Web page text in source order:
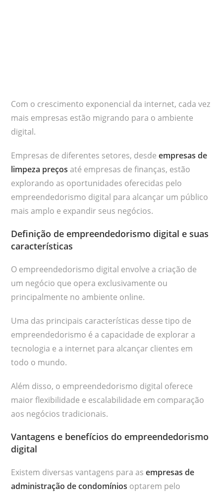
Com o crescimento exponencial da internet, cada vez
mais empresas estão migrando para o ambiente
digital.
Empresas de diferentes setores, desde empresas de
limpeza preços até empresas de finanças, estão
explorando as oportunidades oferecidas pelo
empreendedorismo digital para alcançar um público
mais amplo e expandir seus negócios.
Definição de empreendedorismo digital e suas
características
O empreendedorismo digital envolve a criação de
um negócio que opera exclusivamente ou
principalmente no ambiente online.
Uma das principais características desse tipo de
empreendedorismo é a capacidade de explorar a
tecnologia e a internet para alcançar clientes em
todo o mundo.
Além disso, o empreendedorismo digital oferece
maior flexibilidade e escalabilidade em comparação
aos negócios tradicionais.
Vantagens e benefícios do empreendedorismo
digital
Existem diversas vantagens para asempresas de
administração de condomínios optarem pelo